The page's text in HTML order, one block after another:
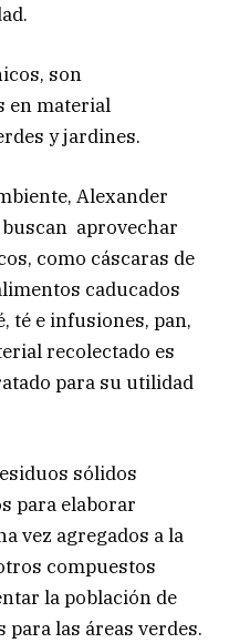
son
en material
y jardines.
Alexander
aprovechar
como cáscaras de
caducados
té e infusiones, pan,
recolectado es
para su utilidad
sólidos
para elaborar
vez agregados a la
compuestos
la población de
las áreas verdes.